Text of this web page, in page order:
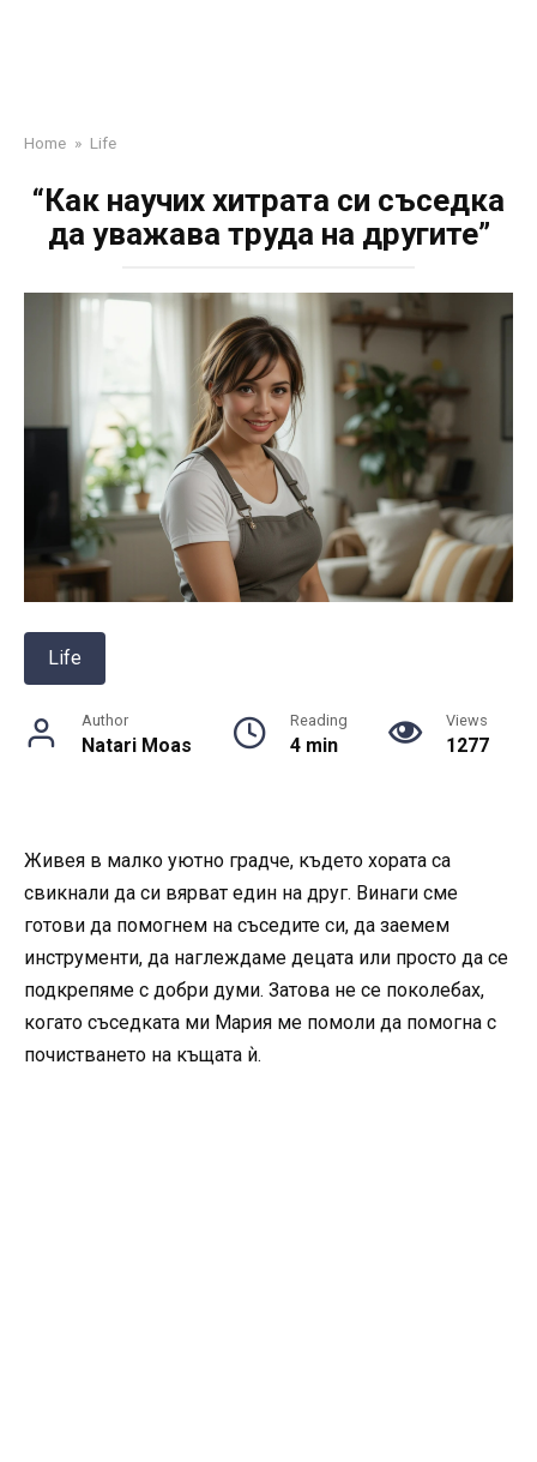
Home » Life
“Как научих хитрата си съседка
да уважава труда на другите”
Life
Author
Natari Moas
Reading
4 min
Views
1277
Живея в малко уютно градче, където хората са
свикнали да си вярват един на друг. Винаги сме
готови да помогнем на съседите си, да заемем
инструменти, да наглеждаме децата или просто да се
подкрепяме с добри думи. Затова не се поколебах,
когато съседката ми Мария ме помоли да помогна с
почистването на къщата ѝ.